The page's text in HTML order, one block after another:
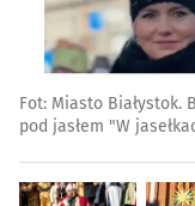
Fot: Miasto Białystok.
pod jasłem "W